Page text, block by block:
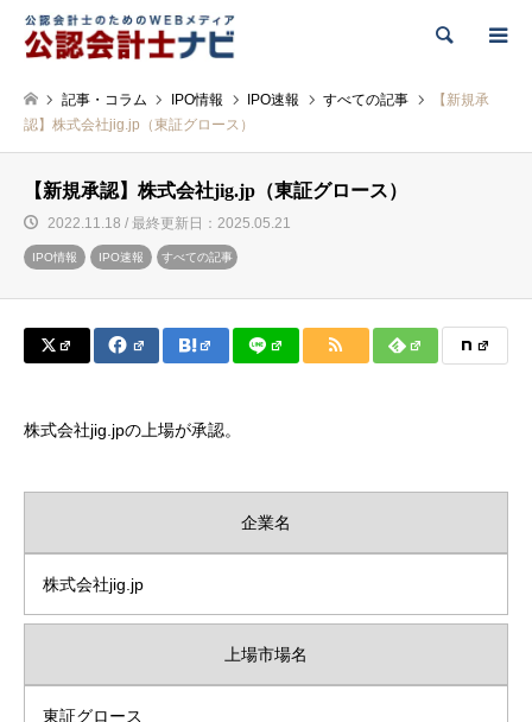
検索
記事・コラム IPO情報 IPO速報 すべての記事
【新規承
認】株式会社jig.jp（東証グロース）
【新規承認】株式会社jig.jp（東証グロース）
2022.11.18 / 最終更新日：2025.05.21
IPO情報 IPO速報 すべての記事
株式会社jig.jpの上場が承認。
企業名
株式会社jig.jp
上場市場名
東証グロース